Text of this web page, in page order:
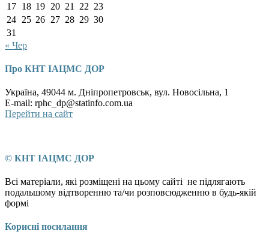
17 18 19 20 21 22 23
24 25 26 27 28 29 30
31
« Чер
Про КНТ ІАЦМС ДОР
Україна, 49044 м. Дніпропетровськ, вул. Новосільна, 1
E-mail: rphc_dp@statinfo.com.ua
Перейти на сайт
© КНТ ІАЦМС ДОР
Всі матеріали, які розміщені на цьому сайті не підлягають
подальшому відтворенню та/чи розповсюдженню в будь-якій
формі
Корисні посилання